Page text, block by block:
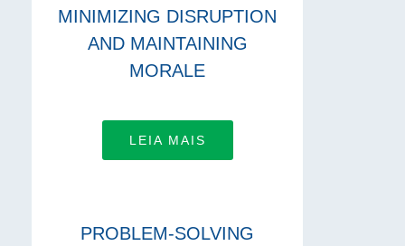
MINIMIZING DISRUPTION
AND MAINTAINING
MORALE
LEIA MAIS
PROBLEM-SOLVING